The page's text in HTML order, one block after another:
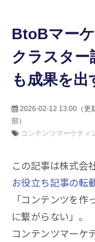
BtoBマー
クラスター
も成果を出
2026-02-12 13:00 （更
部）
コンテンツマーケティ
この記事は株式会
お役立ち記事の転
「コンテンツを作
に繋がらない」。
コンテンツマーケ